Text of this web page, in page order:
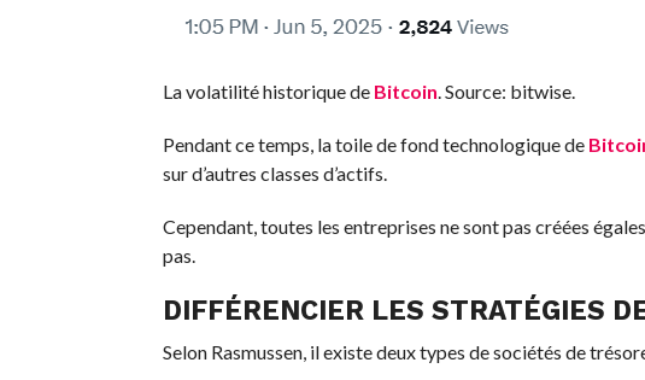
La volatilité historique de Bitcoin . Source: bitwise.
Pendant ce temps, la toile de fond technologique de
sur d’autres classes d’actifs.
Cependant, toutes les entreprises ne sont pas créées
pas.
DIFFÉRENCIER LES STRATÉGIES
Selon Rasmussen, il existe deux types de sociétés de